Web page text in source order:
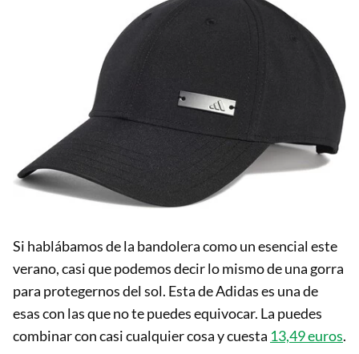
Si hablábamos de la bandolera como un esencial este
verano, casi que podemos decir lo mismo de una gorra
para protegernos del sol. Esta de Adidas es una de
esas con las que no te puedes equivocar. La puedes
combinar con casi cualquier cosa y cuesta 13,49 euros.